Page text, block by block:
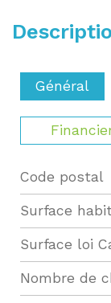
Général
Label Value
Code postal
Surface
Surface loi
Nombre de